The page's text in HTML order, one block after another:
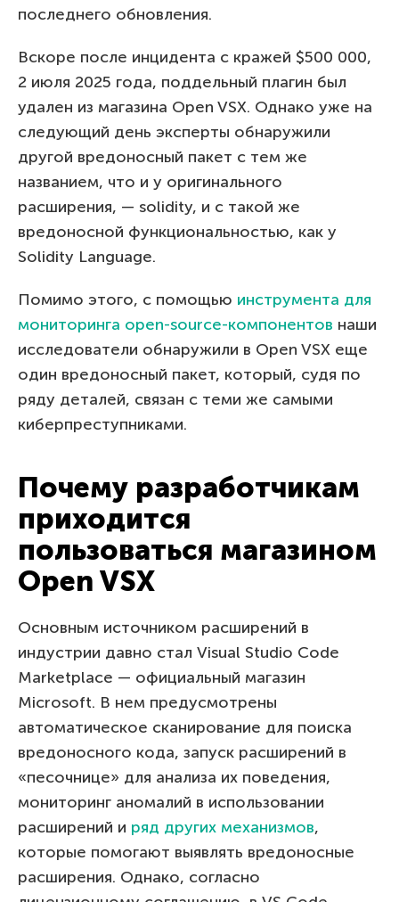
последнего обновления.
Вскоре после инцидента с кражей $500 000,
2 июля 2025 года, поддельный плагин был
удален из магазина Open VSX. Однако уже на
следующий день эксперты обнаружили
другой вредоносный пакет с тем же
названием, что и у оригинального
расширения, — solidity, и с такой же
вредоносной функциональностью, как у
Solidity Language.
Помимо этого, с помощью инструмента для
мониторинга open-source-компонентов наши
исследователи обнаружили в Open VSX еще
один вредоносный пакет, который, судя по
ряду деталей, связан с теми же самыми
киберпреступниками.
Почему разработчикам
приходится
пользоваться магазином
Open VSX
Основным источником расширений в
индустрии давно стал Visual Studio Code
Marketplace — официальный магазин
Microsoft. В нем предусмотрены
автоматическое сканирование для поиска
вредоносного кода, запуск расширений в
«песочнице» для анализа их поведения,
мониторинг аномалий в использовании
расширений и ряд других механизмов,
которые помогают выявлять вредоносные
расширения. Однако, согласно